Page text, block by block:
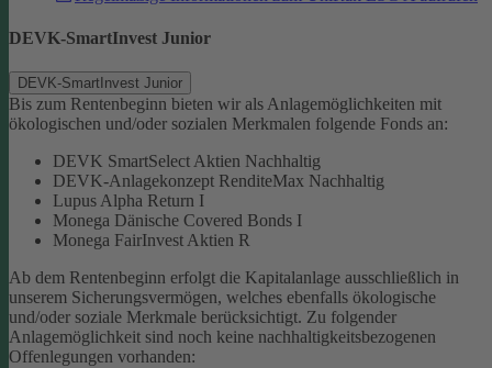
DEVK-SmartInvest Junior
DEVK-SmartInvest Junior
Bis zum Rentenbeginn bieten wir als Anlagemöglichkeiten mit
ökologischen und/oder sozialen Merkmalen folgende Fonds an:
DEVK SmartSelect Aktien Nachhaltig
DEVK-Anlagekonzept RenditeMax Nachhaltig
Lupus Alpha Return I
Monega Dänische Covered Bonds I
Monega FairInvest Aktien R
Ab dem Rentenbeginn erfolgt die Kapitalanlage ausschließlich in
unserem Sicherungsvermögen, welches ebenfalls ökologische
und/oder soziale Merkmale berücksichtigt. Zu folgender
Anlagemöglichkeit sind noch keine nachhaltigkeitsbezogenen
Offenlegungen vorhanden: